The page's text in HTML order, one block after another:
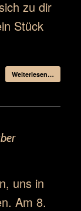
zu dir
Stück
Weiterlesen…
uns in
Am 8.